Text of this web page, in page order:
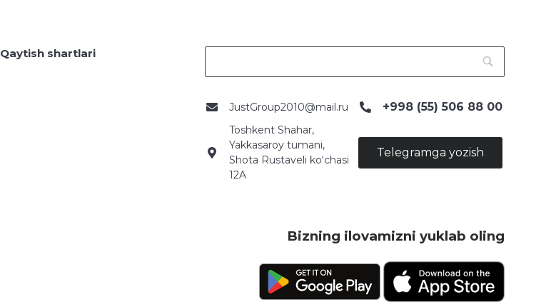
Qaytish shartlari
JustGroup2010@mail.ru +998 (55) 506 88 00
Toshkent Shahar,
Yakkasaroy tumani,
Shota Rustaveli ko‘chasi
12A
Telegramga yozish
Bizning ilovamizni yuklab oling